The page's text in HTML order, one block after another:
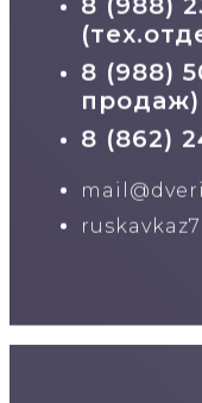
8 (988)
8 (988)
продаж)
8 (862)